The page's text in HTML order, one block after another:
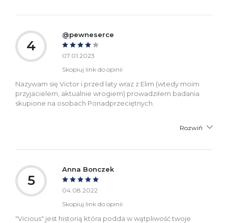
4
@pewneserce
07.01.2023
Skopiuj link do opinii
Nazywam się Victor i przed laty wraz z Elim (wtedy moim
przyjacielem, aktualnie wrogiem) prowadziłem badania
skupione na osobach Ponadprzeciętnych.
Rozwiń
5
Anna Bonczek
04.08.2022
Skopiuj link do opinii
"Vicious" jest historią która podda w wątpliwość twoje